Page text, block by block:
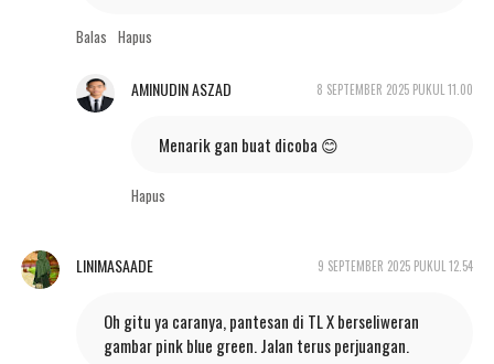
Balas Hapus
AMINUDIN ASZAD 8 SEPTEMBER 2025 PUKUL 11.00
Menarik gan buat dicoba 😊
Hapus
LINIMASAADE 9 SEPTEMBER 2025 PUKUL 12.54
Oh gitu ya caranya, pantesan di TL X berseliweran
gambar pink blue green. Jalan terus perjuangan.